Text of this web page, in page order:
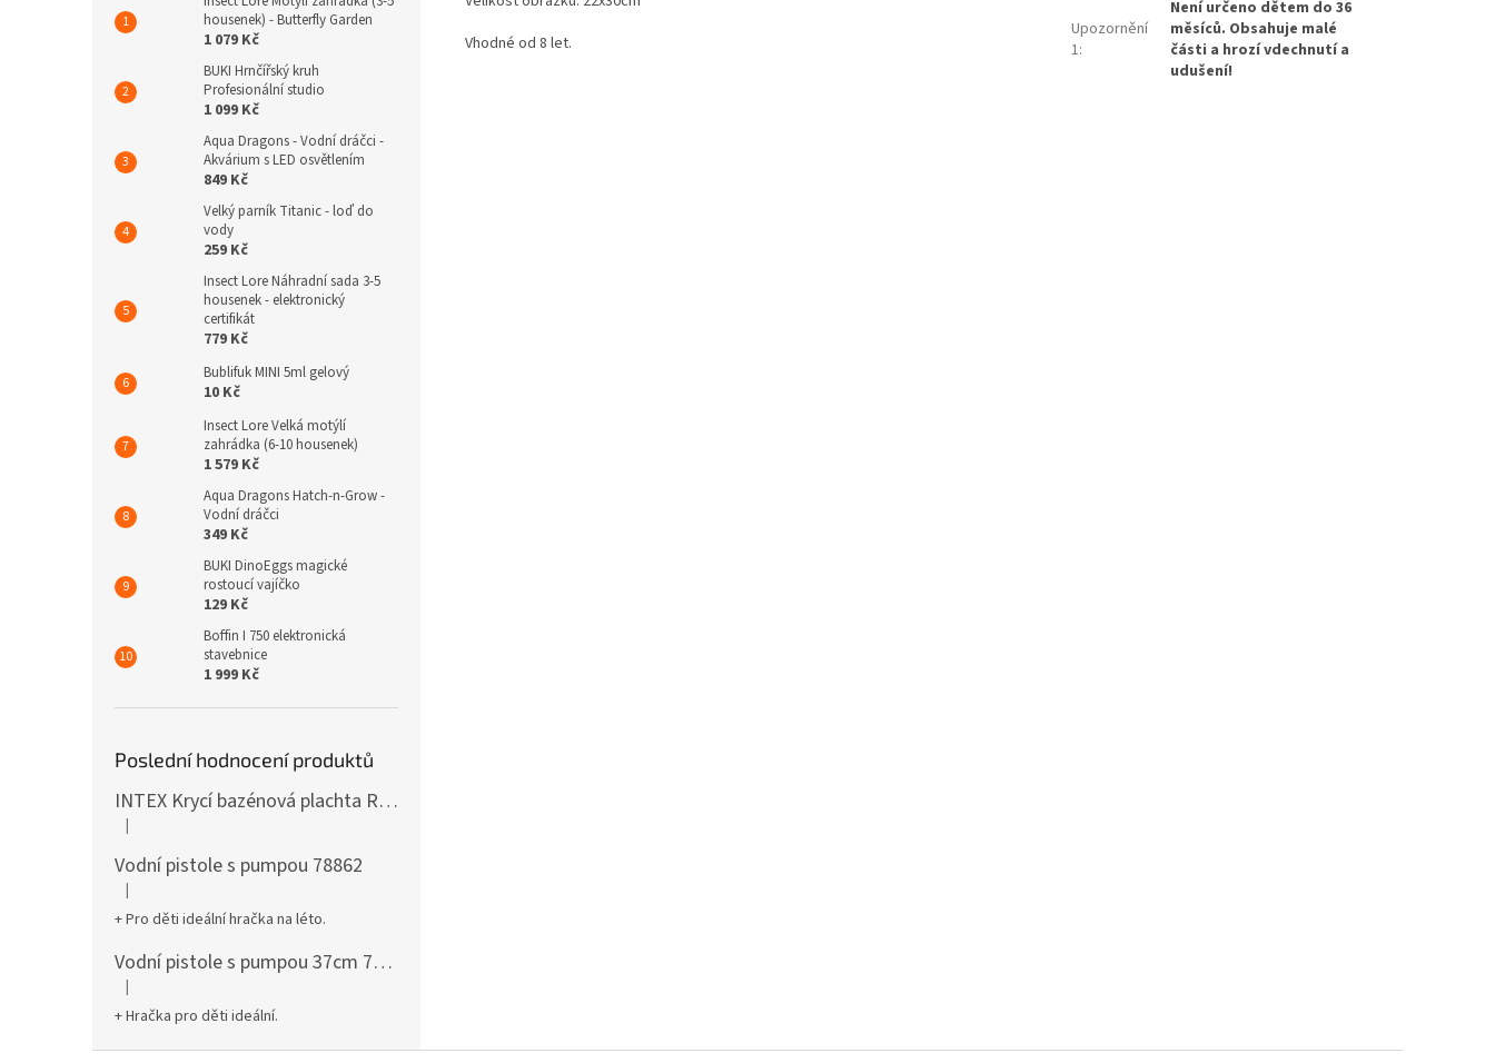
housenek) - Butterfly Garden
1 079 Kč
BUKI Hrnčířský kruh
Profesionální studio
1 099 Kč
Aqua Dragons - Vodní dráčci -
Akvárium s LED osvětlením
849 Kč
Velký parník Titanic - loď do
vody
259 Kč
Insect Lore Náhradní sada 3-5
housenek - elektronický
certifikát
779 Kč
Bublifuk MINI 5ml gelový
10 Kč
Insect Lore Velká motýlí
zahrádka (6-10 housenek)
1 579 Kč
Aqua Dragons Hatch-n-Grow -
Vodní dráčci
349 Kč
BUKI DinoEggs magické
rostoucí vajíčko
129 Kč
Boffin I 750 elektronická
stavebnice
1 999 Kč
Poslední hodnocení produktů
INTEX Krycí bazénová plachta Round 305cm 28030
Hodnocení produktu je 5 z 5 hvězdiček.
|
Vodní pistole s pumpou 78862
Hodnocení produktu je 5 z 5 hvězdiček.
|
+ Pro děti ideální hračka na léto.
Vodní pistole s pumpou 37cm 78961
Hodnocení produktu je 5 z 5 hvězdiček.
|
+ Hračka pro děti ideální.
Vhodné od 8 let.
Upozornění
1:
Není určeno dětem do 36
měsíců. Obsahuje malé
části a hrozí vdechnutí a
udušení!